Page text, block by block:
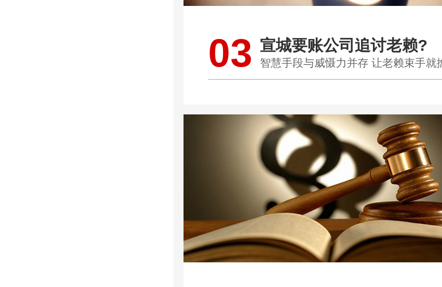
03 宣城要账公司追讨老赖?
智慧手段与威慑力并存 让老赖束手就